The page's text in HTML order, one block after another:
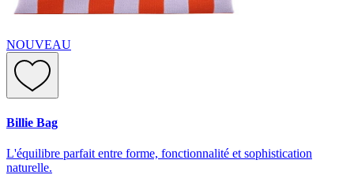
NOUVEAU
Billie Bag
L'équilibre parfait entre forme, fonctionnalité et sophistication
naturelle.